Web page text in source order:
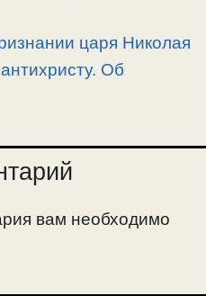
царя Николая
Об
вам необходимо